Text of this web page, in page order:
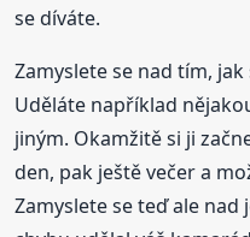
se díváte.
Zamyslete se nad tím,
Uděláte například
jiným. Okamžitě si ji
den, pak ještě večer a
Zamyslete se teď ale